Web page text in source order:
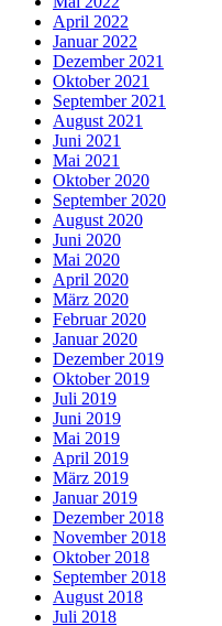
April 2022
Januar 2022
Dezember 2021
Oktober 2021
September 2021
August 2021
Juni 2021
Mai 2021
Oktober 2020
September 2020
August 2020
Juni 2020
Mai 2020
April 2020
März 2020
Februar 2020
Januar 2020
Dezember 2019
Oktober 2019
Juli 2019
Juni 2019
Mai 2019
April 2019
März 2019
Januar 2019
Dezember 2018
November 2018
Oktober 2018
September 2018
August 2018
Juli 2018